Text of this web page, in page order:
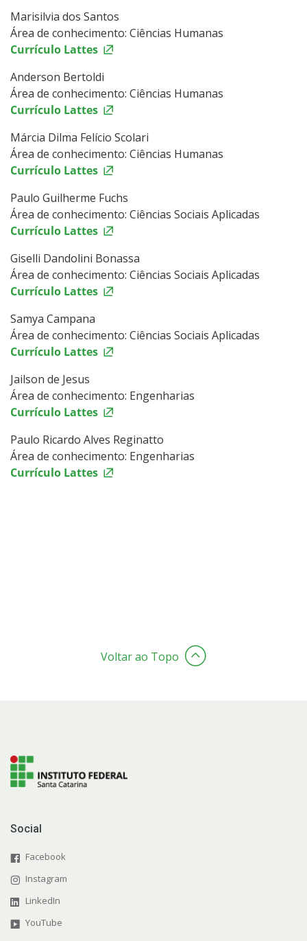
Marisilvia dos Santos
Área de conhecimento: Ciências Humanas
Currículo Lattes
Anderson Bertoldi
Área de conhecimento: Ciências Humanas
Currículo Lattes
Márcia Dilma Felício Scolari
Área de conhecimento: Ciências Humanas
Currículo Lattes
Paulo Guilherme Fuchs
Área de conhecimento: Ciências Sociais Aplicadas
Currículo Lattes
Giselli Dandolini Bonassa
Área de conhecimento: Ciências Sociais Aplicadas
Currículo Lattes
Samya Campana
Área de conhecimento: Ciências Sociais Aplicadas
Currículo Lattes
Jailson de Jesus
Área de conhecimento: Engenharias
Currículo Lattes
Paulo Ricardo Alves Reginatto
Área de conhecimento: Engenharias
Currículo Lattes
Voltar ao Topo
Social
Facebook
Instagram
LinkedIn
YouTube